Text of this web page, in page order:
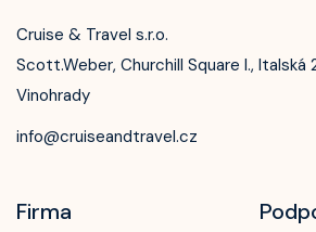
Cruise & Travel s.r.o.
Scott.Weber, Churchill Square I., Italská
Vinohrady
info@cruiseandtravel.cz
Firma